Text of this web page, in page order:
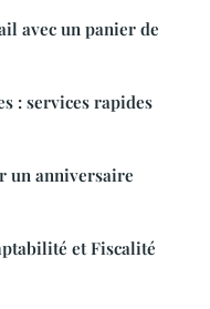
avec un panier de
: services rapides
un anniversaire
et Fiscalité